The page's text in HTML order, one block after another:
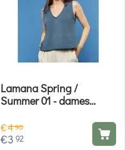
Lamana Spring /
Summer 01 - dames
€490
€3 92